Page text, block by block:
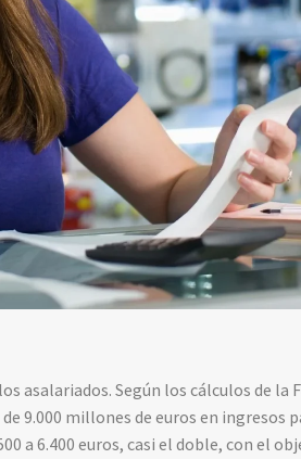
asalariados. Según los cálculos de la
9.000 millones de euros en ingresos
a 6.400 euros, casi el doble, con el